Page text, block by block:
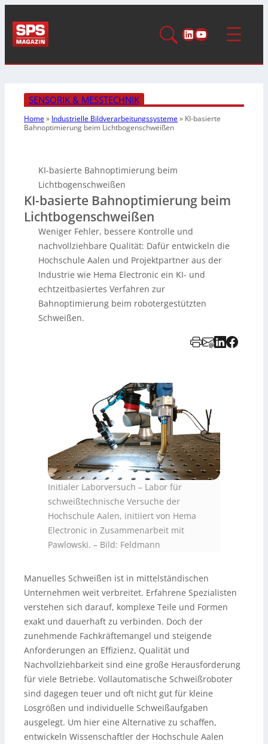
LinkedIn
YouTube
SENSORIK & MESSTECHNIK
Home» Industrielle Bildverarbeitungssysteme» KI-basierte
Bahnoptimierung beim Lichtbogenschweißen
KI-basierte Bahnoptimierung beim
Lichtbogenschweißen
KI-basierte Bahnoptimierung beim
Lichtbogenschweißen
Weniger Fehler, bessere Kontrolle und
nachvollziehbare Qualität: Dafür entwickeln die
Hochschule Aalen und Projektpartner aus der
Industrie wie Hema Electronic ein KI- und
echtzeitbasiertes Verfahren zur
Bahnoptimierung beim robotergestützten
Schweißen.
Initialer Laborversuch – Labor für
schweißtechnische Versuche der
Hochschule Aalen, initiiert von Hema
Electronic in Zusammenarbeit mit
Pawlowski. – Bild: Feldmann
Manuelles Schweißen ist in mittelständischen
Unternehmen weit verbreitet. Erfahrene Spezialisten
verstehen sich darauf, komplexe Teile und Formen
exakt und dauerhaft zu verbinden. Doch der
zunehmende Fachkräftemangel und steigende
Anforderungen an Effizienz, Qualität und
Nachvollziehbarkeit sind eine große Herausforderung
für viele Betriebe. Vollautomatische Schweißroboter
sind dagegen teuer und oft nicht gut für kleine
Losgrößen und individuelle Schweißaufgaben
ausgelegt. Um hier eine Alternative zu schaffen,
entwickeln Wissenschaftler der Hochschule Aalen